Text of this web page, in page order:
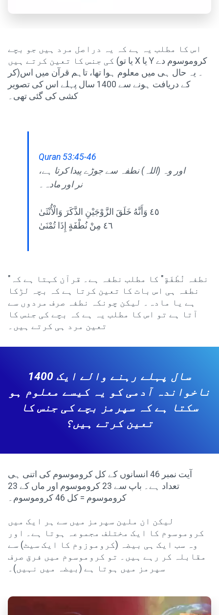
اس کا مطلب یہ ہے کہ یہ دراصل مرد ہیں جو بچے
کی جنس کا تعین کرتے ہیں (یا تو X یا Y کروموسوم دے
کر)۔ یہ حال ہی میں معلوم ہوا تھا، تاہم قرآن میں اس
کے دریافت ہونے سے 1400 سال پہلے اس کی تصویر
کشی کی گئی تھی۔
Quran 53:45-46
اور وہ (اللہ) نطفہ سے جوڑے پیدا کرتا ہے،
نر اور مادہ۔
٤٥ وَأَنَّهُ خَلَقَ الزَّوْجَيْنِ الذَّكَرَ وَالْأُنْثَىٰ
٤٦ مِنْ نُطْفَةٍ إِذَا تُمْنَىٰ
"نطفہ نُطْفَةٍ" کا مطلب نطفہ ہے۔ قرآن کہتا ہے کہ
نطفہ ہی اس بات کا تعین کرتا ہے کہ بچہ لڑکا
ہے یا مادہ۔ لیکن چونکہ نطفہ صرف مردوں سے
آتا ہے تو اس کا مطلب یہ ہے کہ بچے کی جنس کا
تعین مرد ہی کرتے ہیں۔
1400 سال پہلے رہنے والے ایک
ناخواندہ آدمی کو یہ کیسے معلوم ہو
سکتا ہے کہ سپرمز بچے کی جنس کا
تعین کرتے ہیں؟
آیت نمبر 46 انسانوں کے کل کروموسوم کی اتنی ہی
تعداد ہے۔ باپ سے 23 کروموسوم اور ماں کے 23
کروموسوم = کل 46 کروموسوم۔
لیکن ان ملین سپرمز میں سے ہر ایک میں
کروموسوم کا ایک مختلف مجموعہ ہوتا ہے۔ اور
وہ سب ایک ہی بیضہ (کروموزوم کا ایک سیٹ) سے
مقابلہ کر رہے ہیں۔ تو کروموسوم میں فرق صرف
سپرمز میں ہوتا ہے (بیضہ میں نہیں)۔